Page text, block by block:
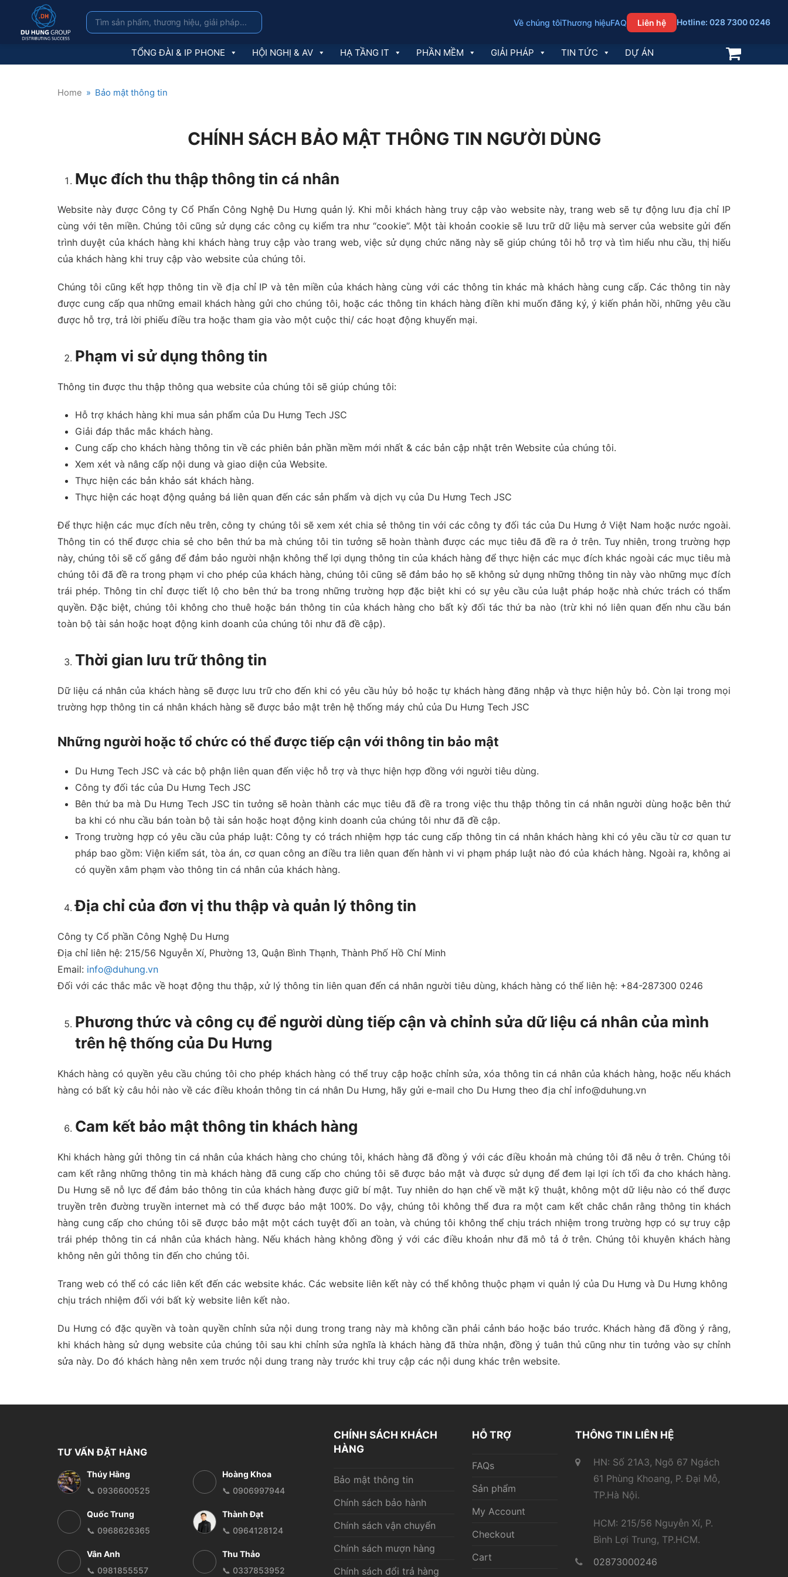
Về chúng tôiThương hiệuFAQ Liên hệ Hotline: 028 7300 0246
TỔNG ĐÀI & IP PHONE HỘI NGHỊ & AV HẠ TẦNG IT PHẦN MỀM GIẢI PHÁP TIN TỨC DỰ ÁN
Home » Bảo mật thông tin
CHÍNH SÁCH BẢO MẬT THÔNG TIN NGƯỜI DÙNG
Mục đích thu thập thông tin cá nhân
Website này được Công ty Cổ Phẩn Công Nghệ Du Hưng quản lý. Khi mỗi khách hàng truy cập vào website này, trang web sẽ tự động lưu địa chỉ IP
cùng với tên miền. Chúng tôi cũng sử dụng các công cụ kiểm tra như “cookie”. Một tài khoản cookie sẽ lưu trữ dữ liệu mà server của website gửi đến
trình duyệt của khách hàng khi khách hàng truy cập vào trang web, việc sử dụng chức năng này sẽ giúp chúng tôi hỗ trợ và tìm hiểu nhu cầu, thị hiếu
của khách hàng khi truy cập vào website của chúng tôi.
Chúng tôi cũng kết hợp thông tin về địa chỉ IP và tên miền của khách hàng cùng với các thông tin khác mà khách hàng cung cấp. Các thông tin này
được cung cấp qua những email khách hàng gửi cho chúng tôi, hoặc các thông tin khách hàng điền khi muốn đăng ký, ý kiến phản hồi, những yêu cầu
được hỗ trợ, trả lời phiếu điều tra hoặc tham gia vào một cuộc thi/ các hoạt động khuyến mại.
Phạm vi sử dụng thông tin
Thông tin được thu thập thông qua website của chúng tôi sẽ giúp chúng tôi:
Hỗ trợ khách hàng khi mua sản phẩm của Du Hưng Tech JSC
Giải đáp thắc mắc khách hàng.
Cung cấp cho khách hàng thông tin về các phiên bản phần mềm mới nhất & các bản cập nhật trên Website của chúng tôi.
Xem xét và nâng cấp nội dung và giao diện của Website.
Thực hiện các bản khảo sát khách hàng.
Thực hiện các hoạt động quảng bá liên quan đến các sản phẩm và dịch vụ của Du Hưng Tech JSC
Để thực hiện các mục đích nêu trên, công ty chúng tôi sẽ xem xét chia sẻ thông tin với các công ty đối tác của Du Hưng ở Việt Nam hoặc nước ngoài.
Thông tin có thể được chia sẻ cho bên thứ ba mà chúng tôi tin tưởng sẽ hoàn thành được các mục tiêu đã đề ra ở trên. Tuy nhiên, trong trường hợp
này, chúng tôi sẽ cố gắng để đảm bảo người nhận không thể lợi dụng thông tin của khách hàng để thực hiện các mục đích khác ngoài các mục tiêu mà
chúng tôi đã đề ra trong phạm vi cho phép của khách hàng, chúng tôi cũng sẽ đảm bảo họ sẽ không sử dụng những thông tin này vào những mục đích
trái phép. Thông tin chỉ được tiết lộ cho bên thứ ba trong những trường hợp đặc biệt khi có sự yêu cầu của luật pháp hoặc nhà chức trách có thẩm
quyền. Đặc biệt, chúng tôi không cho thuê hoặc bán thông tin của khách hàng cho bất kỳ đối tác thứ ba nào (trừ khi nó liên quan đến nhu cầu bán
toàn bộ tài sản hoặc hoạt động kinh doanh của chúng tôi như đã đề cập).
Thời gian lưu trữ thông tin
Dữ liệu cá nhân của khách hàng sẽ được lưu trữ cho đến khi có yêu cầu hủy bỏ hoặc tự khách hàng đăng nhập và thực hiện hủy bỏ. Còn lại trong mọi
trường hợp thông tin cá nhân khách hàng sẽ được bảo mật trên hệ thống máy chủ của Du Hưng Tech JSC
Những người hoặc tổ chức có thể được tiếp cận với thông tin bảo mật
Du Hưng Tech JSC và các bộ phận liên quan đến việc hỗ trợ và thực hiện hợp đồng với người tiêu dùng.
Công ty đối tác của Du Hưng Tech JSC
Bên thứ ba mà Du Hưng Tech JSC tin tưởng sẽ hoàn thành các mục tiêu đã đề ra trong việc thu thập thông tin cá nhân người dùng hoặc bên thứ
ba khi có nhu cầu bán toàn bộ tài sản hoặc hoạt động kinh doanh của chúng tôi như đã đề cập.
Trong trường hợp có yêu cầu của pháp luật: Công ty có trách nhiệm hợp tác cung cấp thông tin cá nhân khách hàng khi có yêu cầu từ cơ quan tư
pháp bao gồm: Viện kiểm sát, tòa án, cơ quan công an điều tra liên quan đến hành vi vi phạm pháp luật nào đó của khách hàng. Ngoài ra, không ai
có quyền xâm phạm vào thông tin cá nhân của khách hàng.
Địa chỉ của đơn vị thu thập và quản lý thông tin
Công ty Cổ phần Công Nghệ Du Hưng
Địa chỉ liên hệ: 215/56 Nguyễn Xí, Phường 13, Quận Bình Thạnh, Thành Phố Hồ Chí Minh
Email: info@duhung.vn
Đối với các thắc mắc về hoạt động thu thập, xử lý thông tin liên quan đến cá nhân người tiêu dùng, khách hàng có thể liên hệ: +84-287300 0246
Phương thức và công cụ để người dùng tiếp cận và chỉnh sửa dữ liệu cá nhân của mình
trên hệ thống của Du Hưng
Khách hàng có quyền yêu cầu chúng tôi cho phép khách hàng có thể truy cập hoặc chỉnh sửa, xóa thông tin cá nhân của khách hàng, hoặc nếu khách
hàng có bất kỳ câu hỏi nào về các điều khoản thông tin cá nhân Du Hưng, hãy gửi e-mail cho Du Hưng theo địa chỉ info@duhung.vn
Cam kết bảo mật thông tin khách hàng
Khi khách hàng gửi thông tin cá nhân của khách hàng cho chúng tôi, khách hàng đã đồng ý với các điều khoản mà chúng tôi đã nêu ở trên. Chúng tôi
cam kết rằng những thông tin mà khách hàng đã cung cấp cho chúng tôi sẽ được bảo mật và được sử dụng để đem lại lợi ích tối đa cho khách hàng.
Du Hưng sẽ nỗ lực để đảm bảo thông tin của khách hàng được giữ bí mật. Tuy nhiên do hạn chế về mặt kỹ thuật, không một dữ liệu nào có thể được
truyền trên đường truyền internet mà có thể được bảo mật 100%. Do vậy, chúng tôi không thể đưa ra một cam kết chắc chắn rằng thông tin khách
hàng cung cấp cho chúng tôi sẽ được bảo mật một cách tuyệt đối an toàn, và chúng tôi không thể chịu trách nhiệm trong trường hợp có sự truy cập
trái phép thông tin cá nhân của khách hàng. Nếu khách hàng không đồng ý với các điều khoản như đã mô tả ở trên. Chúng tôi khuyên khách hàng
không nên gửi thông tin đến cho chúng tôi.
Trang web có thể có các liên kết đến các website khác. Các website liên kết này có thể không thuộc phạm vi quản lý của Du Hưng và Du Hưng không
chịu trách nhiệm đối với bất kỳ website liên kết nào.
Du Hưng có đặc quyền và toàn quyền chỉnh sửa nội dung trong trang này mà không cần phải cảnh báo hoặc báo trước. Khách hàng đã đồng ý rằng,
khi khách hàng sử dụng website của chúng tôi sau khi chỉnh sửa nghĩa là khách hàng đã thừa nhận, đồng ý tuân thủ cũng như tin tưởng vào sự chỉnh
sửa này. Do đó khách hàng nên xem trước nội dung trang này trước khi truy cập các nội dung khác trên website.
TƯ VẤN ĐẶT HÀNG
Thúy Hằng
📞 0936600525
Hoàng Khoa
📞 0906997944
Quốc Trung
📞 0968626365
Thành Đạt
📞 0964128124
Vân Anh
📞 0981855557
Thu Thảo
📞 0337853952
CHÍNH SÁCH KHÁCH
HÀNG
Bảo mật thông tin
Chính sách bảo hành
Chính sách vận chuyển
Chính sách mượn hàng
Chính sách đổi trả hàng
HỖ TRỢ
FAQs
Sản phẩm
My Account
Checkout
Cart
THÔNG TIN LIÊN HỆ
HN: Số 21A3, Ngõ 67 Ngách
61 Phùng Khoang, P. Đại Mỗ,
TP.Hà Nội.
HCM: 215/56 Nguyễn Xí, P.
Bình Lợi Trung, TP.HCM.
02873000246